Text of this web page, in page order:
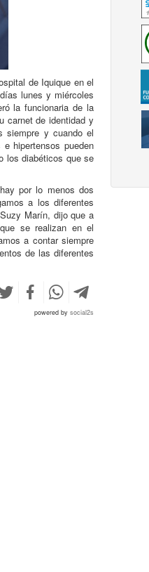
de Iquique en el
lunes y miércoles
la funcionaria de la
carnet de identidad y
siempre y cuando el
hipertensos pueden
los diabéticos que se
por lo menos dos
a los diferentes
Marín, dijo que a
se realizan en el
a contar siempre
de las diferentes
powered bysocial2s